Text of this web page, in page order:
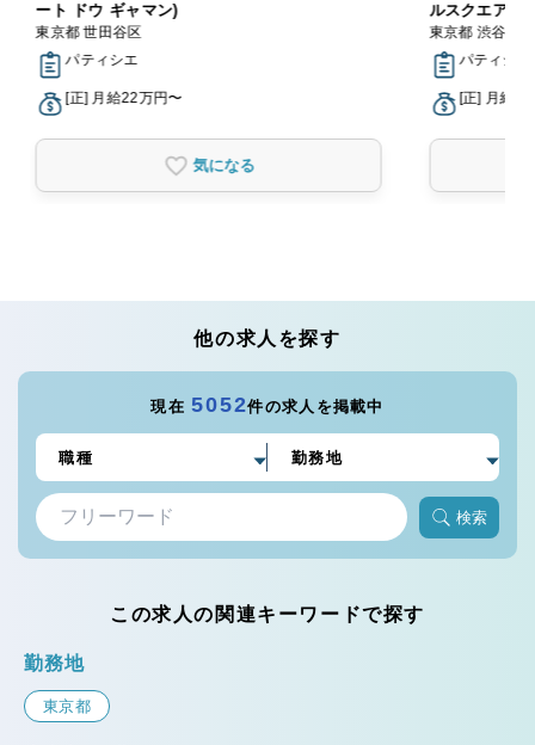
ート ドウ ギャマン)
東京都 世田谷区
パティシエ
[正] 月給22万円〜
気になる
ルスクエア
東京都 渋谷区
パティシエ
[正] 月給
他の求人を探す
現在5052件の求人を掲載中
検索
この求人の関連キーワードで探す
勤務地
東京都